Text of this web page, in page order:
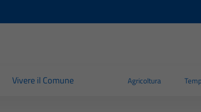
Vivere il Comune Agricoltura